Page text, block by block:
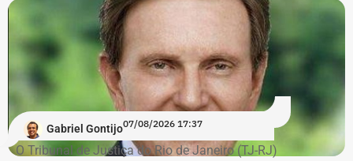
Os dados são públicos e ficam disponíveis para consulta
no sistema DivulgaCandContas, do TSE.
Gabriel Gontijo07/08/2026 17:37
O Tribunal de Justiça do Rio de Janeiro (TJ-RJ)